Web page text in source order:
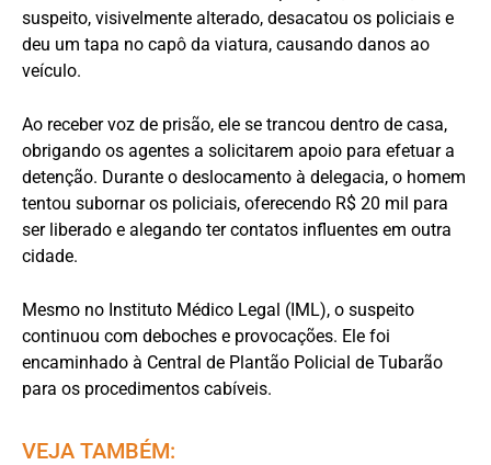
suspeito, visivelmente alterado, desacatou os policiais e
deu um tapa no capô da viatura, causando danos ao
veículo.
Ao receber voz de prisão, ele se trancou dentro de casa,
obrigando os agentes a solicitarem apoio para efetuar a
detenção. Durante o deslocamento à delegacia, o homem
tentou subornar os policiais, oferecendo R$ 20 mil para
ser liberado e alegando ter contatos influentes em outra
cidade.
Mesmo no Instituto Médico Legal (IML), o suspeito
continuou com deboches e provocações. Ele foi
encaminhado à Central de Plantão Policial de Tubarão
para os procedimentos cabíveis.
VEJA TAMBÉM: